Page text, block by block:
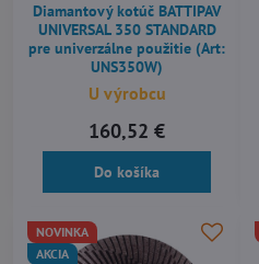
Diamantový kotúč BATTIPAV
UNIVERSAL 350 STANDARD
pre univerzálne použitie (Art:
UNS350W)
U výrobcu
160,52 €
Do košíka
NOVINKA
AKCIA